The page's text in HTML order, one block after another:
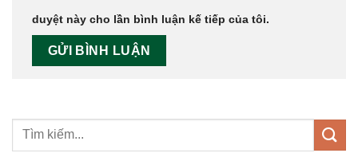
duyệt này cho lần bình luận kế tiếp của tôi.